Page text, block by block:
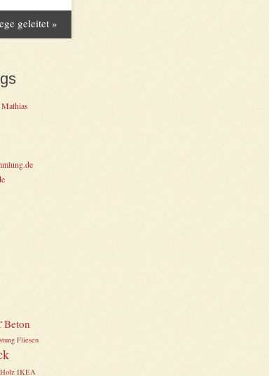
geleitet»
Beton
Fliesen
Holz IKEA